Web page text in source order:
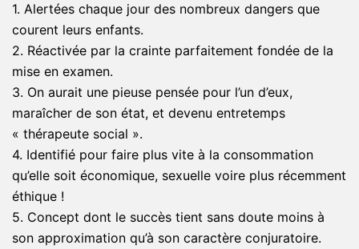
1. Alertées chaque jour des nombreux dangers que
courent leurs enfants.
2. Réactivée par la crainte parfaitement fondée de la
mise en examen.
3. On aurait une pieuse pensée pour l’un d’eux,
maraîcher de son état, et devenu entretemps
« thérapeute social ».
4. Identifié pour faire plus vite à la consommation
qu’elle soit économique, sexuelle voire plus récemment
éthique !
5. Concept dont le succès tient sans doute moins à
son approximation qu’à son caractère conjuratoire.